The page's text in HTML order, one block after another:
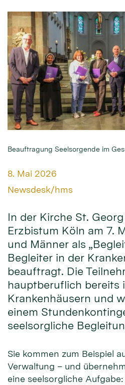
Beauftragung Seelsorgende im
Datum:
8. Mai 2026
Von:
Newsdesk/hms
In der Kirche St.
Erzbistum Köln am 7.
und Männer als
Begleiter in der
beauftragt. Die
hauptberuflich bereits
Krankenhäusern und
einem
seelsorgliche
Sie kommen zum Beispiel
Verwaltung – und
eine seelsorgliche